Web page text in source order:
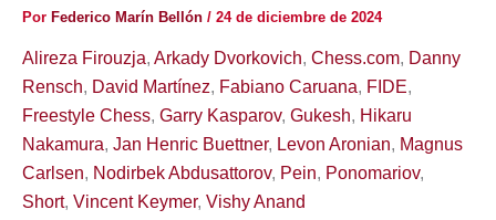
Por Federico Marín Bellón / 24 de diciembre de 2024
Alireza Firouzja, Arkady Dvorkovich, Chess.com, Danny
Rensch, David Martínez, Fabiano Caruana, FIDE,
Freestyle Chess, Garry Kasparov, Gukesh, Hikaru
Nakamura, Jan Henric Buettner, Levon Aronian, Magnus
Carlsen, Nodirbek Abdusattorov, Pein, Ponomariov,
Short, Vincent Keymer, Vishy Anand